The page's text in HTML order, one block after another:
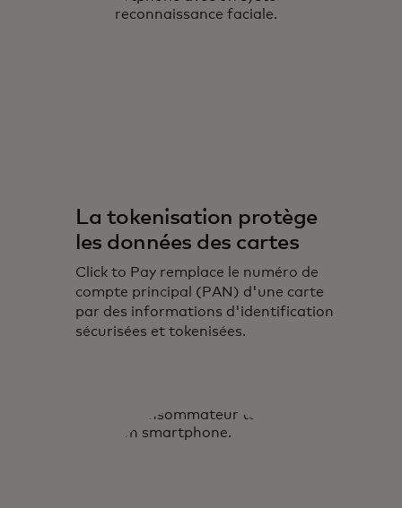
La tokenisation protège
les données des cartes
Click to Pay remplace le numéro de
compte principal (PAN) d'une carte
par des informations d'identification
sécurisées et tokenisées.